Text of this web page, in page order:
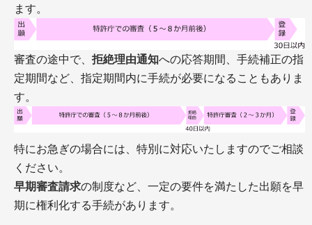
ます。
審査の途中で、 拒絶理由通知への応答期間、手続補正の指
定期間など、指定期間内に手続が必要になることもありま
す。
特にお急ぎの場合には、特別に対応いたしますのでご相談
ください。
早期審査請求の制度など、一定の要件を満たした出願を早
期に権利化する手続があります。